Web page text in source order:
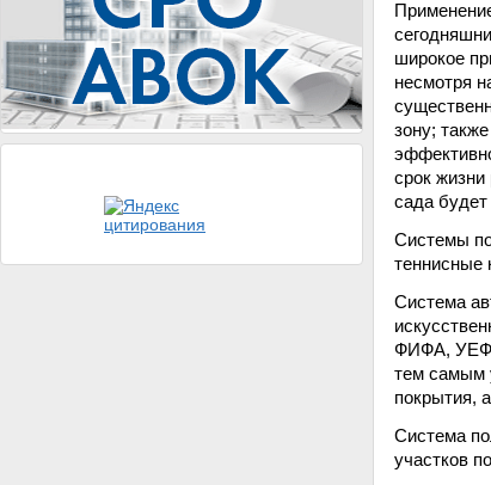
широкое
несмотря
зону;
срок
сада
Системы
теннисные
Система
ФИФА, УЕФА
тем самым
покрытия,
Система
участков